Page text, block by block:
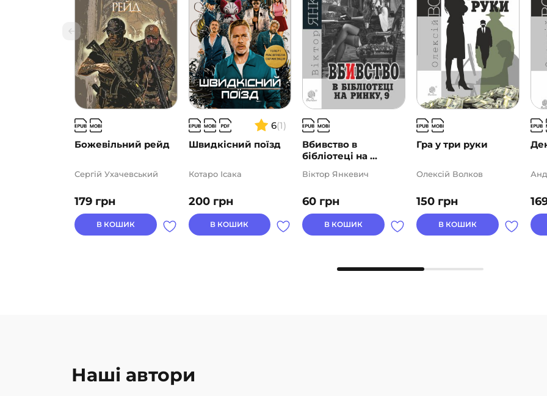
Божевільний рейд
179 грн
Сергій Ухачевський
В КОШИК
6(1)
Швидкісний поїзд
200 грн
Котаро Ісака
В КОШИК
Вбивство в
бібліотеці на ...
60 грн
Віктор Янкевич
В КОШИК
Гра у три руки
150 грн
Олексій Волков
В КОШИК
Наші автори